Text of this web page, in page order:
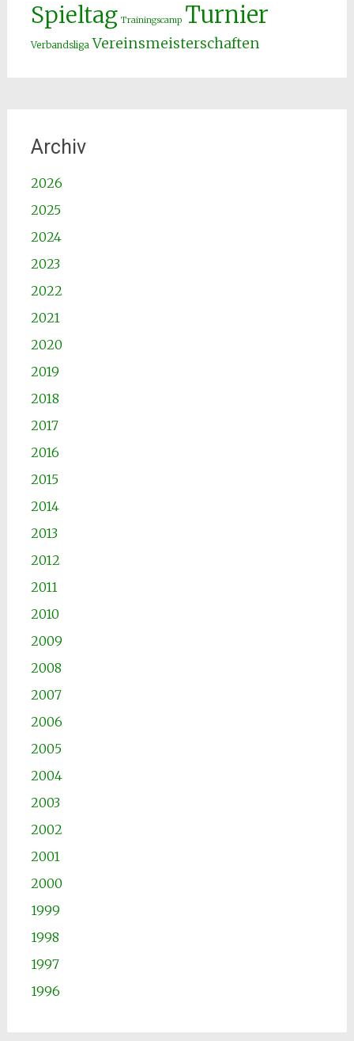
Spieltag Trainingscamp Turnier
Verbandsliga Vereinsmeisterschaften
Archiv
2026
2025
2024
2023
2022
2021
2020
2019
2018
2017
2016
2015
2014
2013
2012
2011
2010
2009
2008
2007
2006
2005
2004
2003
2002
2001
2000
1999
1998
1997
1996